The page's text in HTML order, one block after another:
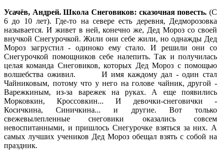
Усачёв, Андрей. Школа Снеговиков: сказочная повесть. (С
6 до 10 лет). Где-то на севере есть деревня, Дедморозовка
называется. И живет в ней, конечно же, Дед Мороз со своей
внучкой Снегурочкой. Жили они себе жили, но однажды Дед
Мороз загрустил - одиноко ему стало. И решили они со
Снегурочкой помощников себе налепить. Так и получилась
целая команда Снеговиков, которых Дед Мороз с помощью
волшебства оживил. И имя каждому дал - один стал
Чайниковым, потому что у него на голове чайник, другой -
Варежкиным, из-за варежек на руках. А еще появились
Морковкин, Кроссовкин... И девочки-снеговички -
Косичкина, Синичкина... и другие. Вот только
свежевылепленные снеговики оказались совсем
невоспитанными, и пришлось Снегурочке взяться за них. А
самых лучших учеников Дед Мороз обещал взять с собой на
праздник.